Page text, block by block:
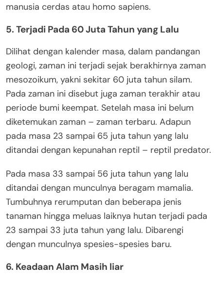
manusia cerdas atau homo sapiens.
5. Terjadi Pada 60 Juta Tahun yang Lalu
Dilihat dengan kalender masa, dalam pandangan
geologi, zaman ini terjadi sejak berakhirnya zaman
mesozoikum, yakni sekitar 60 juta tahun silam.
Pada zaman ini disebut juga zaman terakhir atau
periode bumi keempat. Setelah masa ini belum
diketemukan zaman – zaman terbaru. Adapun
pada masa 23 sampai 65 juta tahun yang lalu
ditandai dengan kepunahan reptil – reptil predator.
Pada masa 33 sampai 56 juta tahun yang lalu
ditandai dengan munculnya beragam mamalia.
Tumbuhnya rerumputan dan beberapa jenis
tanaman hingga meluas laiknya hutan terjadi pada
23 sampai 33 juta tahun yang lalu. Dibarengi
dengan munculnya spesies-spesies baru.
6. Keadaan Alam Masih liar